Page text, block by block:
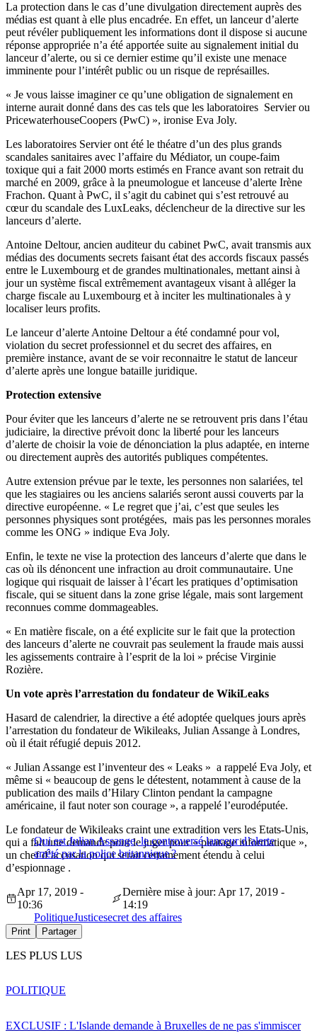
La protection dans le cas d’une divulgation directement auprès des
médias est quant à elle plus encadrée. En effet, un lanceur d’alerte
peut révéler publiquement les informations dont il dispose si aucune
réponse appropriée n’a été apportée suite au signalement initial du
lanceur d’alerte, ou si ce dernier estime qu’il existe une menace
imminente pour l’intérêt public ou un risque de représailles.
« Je vous laisse imaginer ce qu’une obligation de signalement en
interne aurait donné dans des cas tels que les laboratoires Servier ou
PricewaterhouseCoopers (PwC) », ironise Eva Joly.
Les laboratoires Servier ont été le théatre d’un des plus grands
scandales sanitaires avec l’affaire du Médiator, un coupe-faim
toxique qui a fait 2000 morts estimés en France avant son retrait du
marché en 2009, grâce à la pneumologue et lanceuse d’alerte Irène
Frachon. Quant à PwC, il s’agit du cabinet qui s’est retrouvé au
cœur du scandale des LuxLeaks, déclencheur de la directive sur les
lanceurs d’alerte.
Antoine Deltour, ancien auditeur du cabinet PwC, avait transmis aux
médias des documents secrets faisant état des accords fiscaux passés
entre le Luxembourg et de grandes multinationales, mettant ainsi à
jour un système fiscal extrêmement avantageux visant à alléger la
charge fiscale au Luxembourg et à inciter les multinationales à y
localiser leurs profits.
Le lanceur d’alerte Antoine Deltour a été condamné pour vol,
violation du secret professionnel et du secret des affaires, en
première instance, avant de se voir reconnaitre le statut de lanceur
d’alerte après une longue bataille juridique.
Protection extensive
Pour éviter que les lanceurs d’alerte ne se retrouvent pris dans l’étau
judiciaire, la directive prévoit donc la liberté pour les lanceurs
d’alerte de choisir la voie de dénonciation la plus adaptée, en interne
ou directement auprès des autorités publiques compétentes.
Autre extension prévue par le texte, les personnes non salariées, tel
que les stagiaires ou les anciens salariés seront aussi couverts par la
directive européenne. « Le regret que j’ai, c’est que seules les
personnes physiques sont protégées, mais pas les personnes morales
comme les ONG » indique Eva Joly.
Enfin, le texte ne vise la protection des lanceurs d’alerte que dans le
cas où ils dénoncent une infraction au droit communautaire. Une
logique qui risquait de laisser à l’écart les pratiques d’optimisation
fiscale, qui se situent dans la zone grise légale, mais sont largement
reconnues comme dommageables.
« En matière fiscale, on a été explicite sur le fait que la protection
des lanceurs d’alerte ne couvrait pas seulement la fraude mais aussi
les agissements contraire à l’esprit de la loi » précise Virginie
Rozière.
Un vote après l’arrestation du fondateur de WikiLeaks
Hasard de calendrier, la directive a été adoptée quelques jours après
l’arrestation du fondateur de Wikileaks, Julian Assange à Londres,
où il était réfugié depuis 2012.
« Julian Assange est l’inventeur des « Leaks » a rappelé Eva Joly, et
même si « beaucoup de gens le détestent, notamment à cause de la
publication des mails d’Hilary Clinton pendant la campagne
américaine, il faut noter son courage », a rappelé l’eurodéputée.
Qui est Julian Assange, le controversé lanceur d’alerte
arrêté par la police britannique ?
Le fondateur de Wikileaks craint une extradition vers les Etats-Unis,
qui a fait une demande pour le juger pour « piratage informatique »,
un chef d’accusation qui serait certainement étendu à celui
d’espionnage .
Apr 17, 2019 -
10:36
Dernière mise à jour: Apr 17, 2019 -
14:19
PolitiqueJusticesecret des affaires
Print Partager
LES PLUS LUS
EXCLUSIF : L'Islande demande à Bruxelles de ne pas s'immiscer
POLITIQUE